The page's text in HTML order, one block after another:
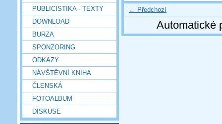
PUBLICISTIKA - TEXTY
DOWNLOAD
BURZA
SPONZORING
ODKAZY
NÁVŠTĚVNÍ KNIHA
ČLENSKÁ
FOTOALBUM
DISKUSE
← Předchozí
Automatické